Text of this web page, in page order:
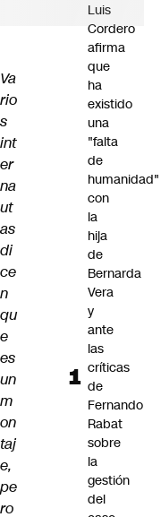
Va
rio
s
int
er
na
ut
as
di
ce
n
qu
e
es
un
m
on
taj
e,
pe
ro
Luis
Cordero
afirma
que
ha
existido
una
"falta
de
humanidad"
con
la
hija
de
Bernarda
Vera
y
ante
las
críticas
de
Fernando
Rabat
sobre
la
gestión
del